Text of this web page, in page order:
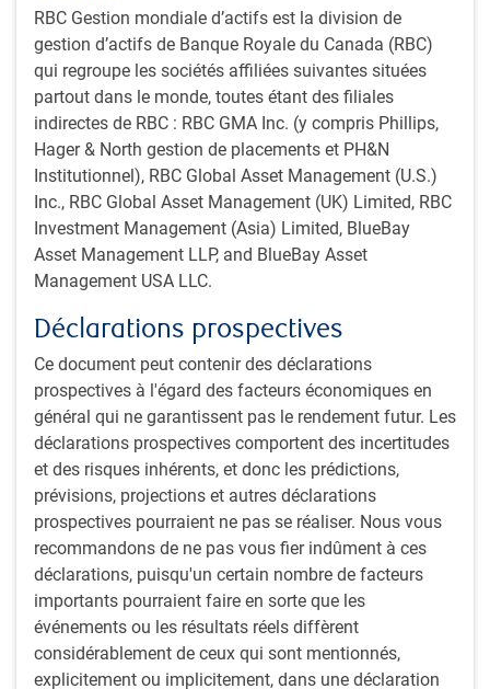
RBC Gestion mondiale d’actifs est la division de
gestion d’actifs de Banque Royale du Canada (RBC)
qui regroupe les sociétés affiliées suivantes situées
partout dans le monde, toutes étant des filiales
indirectes de RBC : RBC GMA Inc. (y compris Phillips,
Hager & North gestion de placements et PH&N
Institutionnel), RBC Global Asset Management (U.S.)
Inc., RBC Global Asset Management (UK) Limited, RBC
Investment Management (Asia) Limited, BlueBay
Asset Management LLP, and BlueBay Asset
Management USA LLC.
Déclarations prospectives
Ce document peut contenir des déclarations
prospectives à l'égard des facteurs économiques en
général qui ne garantissent pas le rendement futur. Les
déclarations prospectives comportent des incertitudes
et des risques inhérents, et donc les prédictions,
prévisions, projections et autres déclarations
prospectives pourraient ne pas se réaliser. Nous vous
recommandons de ne pas vous fier indûment à ces
déclarations, puisqu'un certain nombre de facteurs
importants pourraient faire en sorte que les
événements ou les résultats réels diffèrent
considérablement de ceux qui sont mentionnés,
explicitement ou implicitement, dans une déclaration
Suivi : À l’aide de notre technologie exclusive, nous
créons régulièrement un ou plusieurs portefeuilles
hypothétiques pour évaluer la structure et le rendement
des placements par rapport à nos attentes. Le
rendement et son attribution sont mesurés et suivis
quotidiennement pour vérifier que les stratégies
donnent les résultats escomptés.
*Certaines stratégies de placement ou catégories d’actif n’intègrent pas les
critères ESG ; il s’agit, entre autres, des stratégies axées sur le marché
monétaire, des stratégies passives et de certaines stratégies dont un tiers est
le sous-conseiller.
Élaboration du portefeuille
L’équipe élabore les portefeuilles en suivant un
processus constant et reproductible, avec l’aide de
nombreux membres de l’équipe Titres à revenu fixe
PH&N.
L’équipe recourt à une approche multistratégie, ce qui
signifie que le portefeuille est composé de différentes
stratégies calibrées de manière précise et assujetties à
des contrôles du risque stricts.
Une procédure de conformité en plusieurs étapes
garantit que le processus d’élaboration reste constant
et respecte les lignes directrices de l’équipe.
Nous utilisons des systèmes de gestion du risque
exclusifs pour suivre et mesurer le budget de risque